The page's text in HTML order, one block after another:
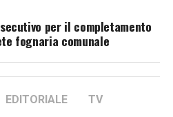
per il completamento
fognaria comunale
EDITORIALE TV